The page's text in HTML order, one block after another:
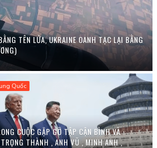
TÊN LỬA, UKRAINE OANH TẠC LẠI BẰNG
Quốc
CUỘC GẶP GỠ TẬP CẬN BÌNH VÀ
THÀNH , ANH VŨ , MINH ANH ,